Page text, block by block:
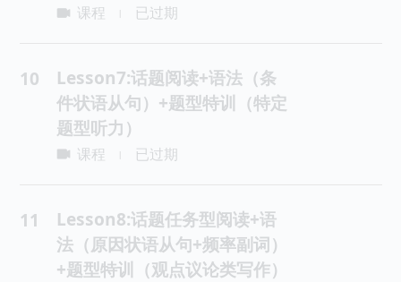
课程 已过期
10
Lesson7:话题阅读+语法（条
件状语从句）+题型特训（特定
题型听力）
课程 已过期
11
Lesson8:话题任务型阅读+语
法（原因状语从句+频率副词）
+题型特训（观点议论类写作）